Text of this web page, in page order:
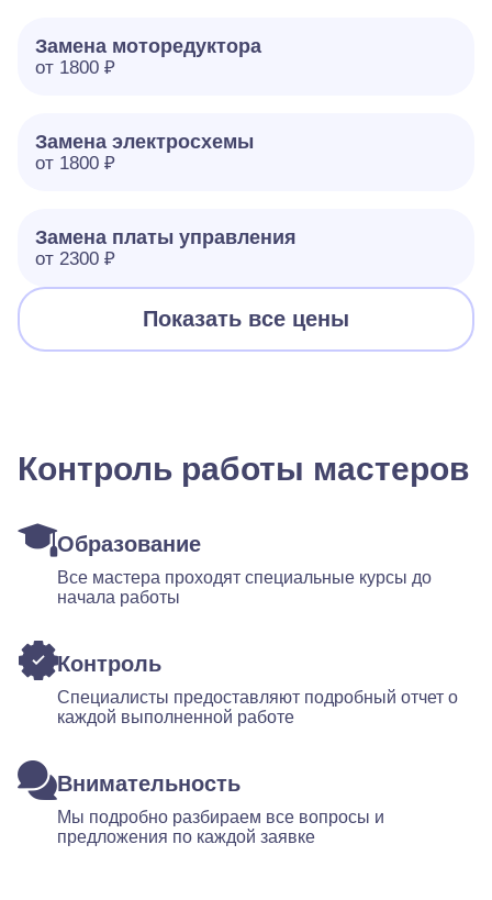
Замена моторедуктора
от 1800 ₽
Замена электросхемы
от 1800 ₽
Замена платы управления
от 2300 ₽
Показать все цены
Контроль работы мастеров
Образование
Все мастера проходят специальные курсы до
начала работы
Контроль
Специалисты предоставляют подробный отчет о
каждой выполненной работе
Внимательность
Мы подробно разбираем все вопросы и
предложения по каждой заявке